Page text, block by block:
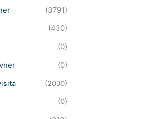
(3791)
(430)
(0)
(0)
(2000)
(0)